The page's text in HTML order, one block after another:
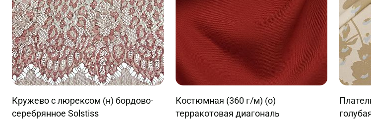
Кружево с люрексом (н) бордово-
серебрянное Solstiss
Костюмная (360 г/м) (о)
терракотовая диагональ